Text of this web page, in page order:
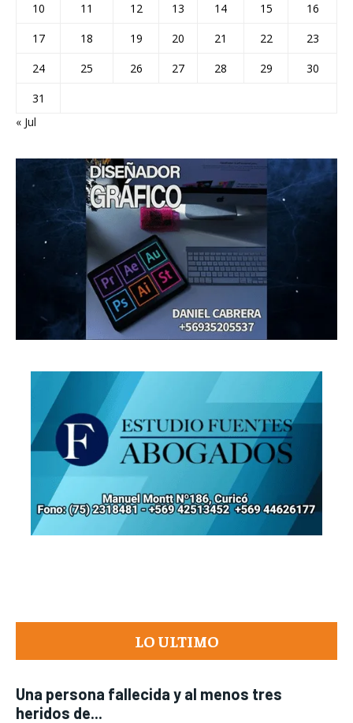
10
11 12 13 14 15
16
17
18 19 20 21 22
23
24
25 26 27 28 29
30
31
« Jul
LO ULTIMO
Una persona fallecida y al menos tres
heridos de...